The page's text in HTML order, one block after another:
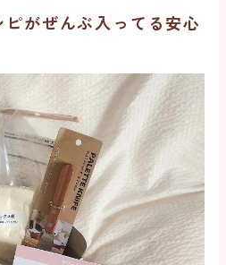
がぜんぶ入ってる安心